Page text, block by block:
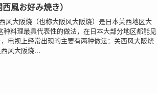
風お好み焼き）
风大阪烧（也称大阪风大阪烧）是日本关西地区大
种料理最具代表性的做法，在日本大部分地区都能见
电视上经常出现的主要有两种做法：关西风大阪烧
风大阪烧...